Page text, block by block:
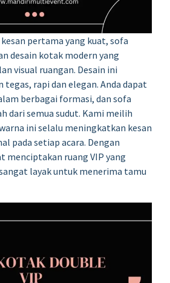
pertama yang kuat, sofa
desain kotak modern yang
visual ruangan. Desain ini
tegas, rapi dan elegan. Anda dapat
berbagai formasi, dan sofa
dari semua sudut. Kami meilih
ini selalu meningkatkan kesan
pada setiap acara. Dengan
menciptakan ruang VIP yang
layak untuk menerima tamu